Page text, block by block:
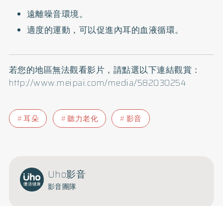
遠離噪音環境。
適度的運動，可以促進內耳的血液循環。
若您的地區無法觀看影片，請點選以下連結觀賞：
http://www.meipai.com/media/582030254
耳朵 聽力老化 影音
Uho影音
影音團隊